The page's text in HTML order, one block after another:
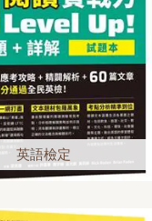
英語檢定